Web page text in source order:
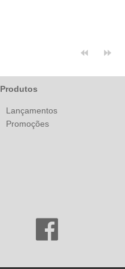
Produtos
Lançamentos
Promoções